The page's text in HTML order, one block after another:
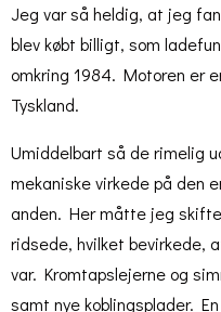
Jeg var så heldig, at jeg
blev købt billigt, som
omkring 1984. Motoren er
Tyskland.
Umiddelbart så de rimelig
mekaniske virkede på den
anden. Her måtte jeg
ridsede, hvilket bevirkede,
var. Kromtapslejerne og
samt nye koblingsplader.